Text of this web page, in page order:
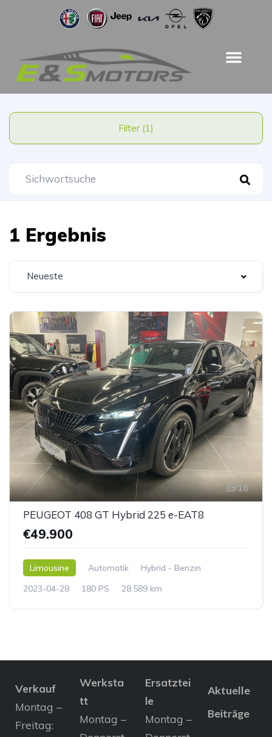
Filter (1)
1 Ergebnis
Neueste
16
PEUGEOT 408 GT Hybrid 225 e-EAT8
€49.900
Limousine Automatik
Hybrid - Benzin
2023-04-28
180 PS 28.589 km
Verkauf
Montag –
Freitag:
Werksta
tt
Montag –
Ersatztei
le
Montag –
Aktuelle
Beiträge